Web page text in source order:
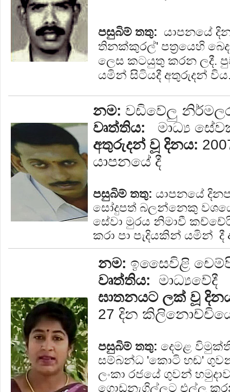
පසුබිම් තතු: යාපනයේ
තිනක්කුරල්' පත්‍රයෙහි
ලෙස කටයුතු කරන ලදී.
යමින් සිටියදී අතුරුදන්
නම: වඩිවේලු
වෘත්තිය: මාධ්‍ය
අතුරුදන් වූ දිනය:
යාපනයේ දී
පසුබිම් තතු: යාපනයේ
සෝදුපත් බලන්නෙකු
සේවා මුරය නිමාවී
කරා පා පැදියකින් යමින්
නම: ඉසෛවිළි
වෘත්තිය: මාධ්‍යවේදී
ඝාතනයට ලක් වූ
27 දින
පසුබිම් තතු: දෙමළ
සම්බන්ධ 'කොටි හඬ' ගුවන්
ලංකා රජයේ ගුවන්
ගොඩනැගිල්ලට එල්ල